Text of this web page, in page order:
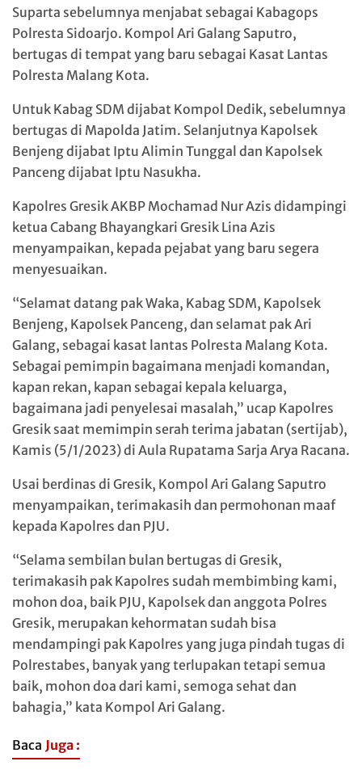
Suparta sebelumnya menjabat sebagai Kabagops
Polresta Sidoarjo. Kompol Ari Galang Saputro,
bertugas di tempat yang baru sebagai Kasat Lantas
Polresta Malang Kota.
Untuk Kabag SDM dijabat Kompol Dedik, sebelumnya
bertugas di Mapolda Jatim. Selanjutnya Kapolsek
Benjeng dijabat Iptu Alimin Tunggal dan Kapolsek
Panceng dijabat Iptu Nasukha.
Kapolres Gresik AKBP Mochamad Nur Azis didampingi
ketua Cabang Bhayangkari Gresik Lina Azis
menyampaikan, kepada pejabat yang baru segera
menyesuaikan.
“Selamat datang pak Waka, Kabag SDM, Kapolsek
Benjeng, Kapolsek Panceng, dan selamat pak Ari
Galang, sebagai kasat lantas Polresta Malang Kota.
Sebagai pemimpin bagaimana menjadi komandan,
kapan rekan, kapan sebagai kepala keluarga,
bagaimana jadi penyelesai masalah,” ucap Kapolres
Gresik saat memimpin serah terima jabatan (sertijab),
Kamis (5/1/2023) di Aula Rupatama Sarja Arya Racana.
Usai berdinas di Gresik, Kompol Ari Galang Saputro
menyampaikan, terimakasih dan permohonan maaf
kepada Kapolres dan PJU.
“Selama sembilan bulan bertugas di Gresik,
terimakasih pak Kapolres sudah membimbing kami,
mohon doa, baik PJU, Kapolsek dan anggota Polres
Gresik, merupakan kehormatan sudah bisa
mendampingi pak Kapolres yang juga pindah tugas di
Polrestabes, banyak yang terlupakan tetapi semua
baik, mohon doa dari kami, semoga sehat dan
bahagia,” kata Kompol Ari Galang.
Baca Juga :